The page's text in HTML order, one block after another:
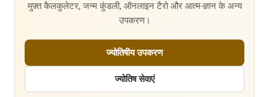
मुफ़्त कैलकुलेटर, जन्म कुंडली, ऑनलाइन टैरो और आत्म-ज्ञान के अन्य
उपकरण।
ज्योतिषीय उपकरण
ज्योतिष सेवाएं